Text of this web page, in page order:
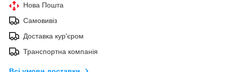
Нова Пошта
Самовивіз
Доставка кур'єром
Транспортна компанія